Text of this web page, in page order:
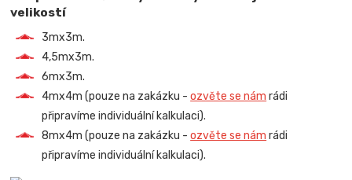
velikostí
3mx3m.
4,5mx3m.
6mx3m.
4mx4m (pouze na zakázku -ozvěte se nám rádi
připravíme individuální kalkulaci).
8mx4m (pouze na zakázku -ozvěte se nám rádi
připravíme individuální kalkulaci).